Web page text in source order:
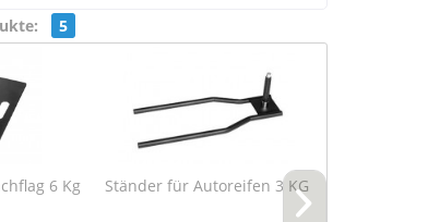
5
6 Kg Ständer für Autoreifen 3 KG